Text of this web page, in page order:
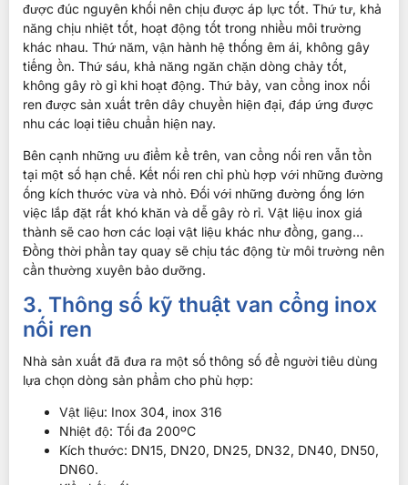
được đúc nguyên khối nên chịu được áp lực tốt. Thứ tư, khả
năng chịu nhiệt tốt, hoạt động tốt trong nhiều môi trường
khác nhau. Thứ năm, vận hành hệ thống êm ái, không gây
tiếng ồn. Thứ sáu, khả năng ngăn chặn dòng chảy tốt,
không gây rò gỉ khi hoạt động. Thứ bảy, van cổng inox nối
ren được sản xuất trên dây chuyền hiện đại, đáp ứng được
nhu các loại tiêu chuẩn hiện nay.
Bên cạnh những ưu điểm kể trên, van cổng nối ren vẫn tồn
tại một số hạn chế. Kết nối ren chỉ phù hợp với những đường
ống kích thước vừa và nhỏ. Đối với những đường ống lớn
việc lắp đặt rất khó khăn và dễ gây rò rỉ. Vật liệu inox giá
thành sẽ cao hơn các loại vật liệu khác như đồng, gang…
Đồng thời phần tay quay sẽ chịu tác động từ môi trường nên
cần thường xuyên bảo dưỡng.
3. Thông số kỹ thuật van cổng inox
nối ren
Nhà sản xuất đã đưa ra một số thông số để người tiêu dùng
lựa chọn dòng sản phẩm cho phù hợp:
Vật liệu: Inox 304, inox 316
Nhiệt độ: Tối đa 200ºC
Kích thước: DN15, DN20, DN25, DN32, DN40, DN50,
DN60.